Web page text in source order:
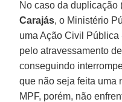
No caso da duplicação
Carajás, o Ministério
uma Ação Civil Pública
pelo atravessamento
conseguindo
que não seja feita uma
MPF, porém, não